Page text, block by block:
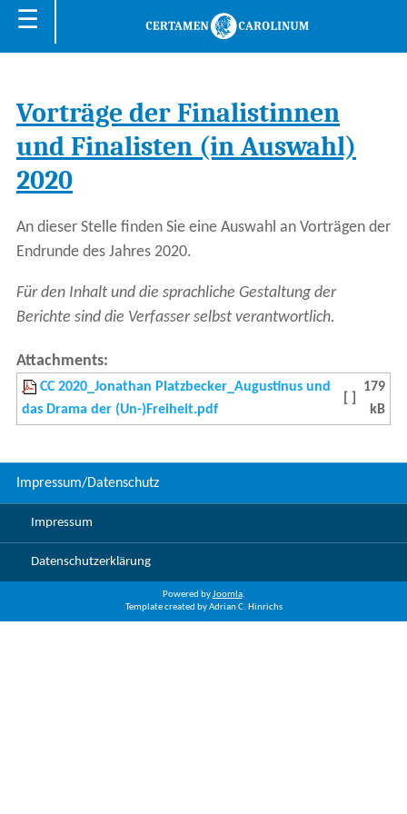
☰
Vorträge der Finalistinnen
und Finalisten (in Auswahl)
2020
An dieser Stelle finden Sie eine Auswahl an Vorträgen der
Endrunde des Jahres 2020.
Für den Inhalt und die sprachliche Gestaltung der
Berichte sind die Verfasser selbst verantwortlich.
Attachments:
CC 2020_Jonathan Platzbecker_Augustinus und
das Drama der (Un-)Freiheit.pdf
179
kB
Impressum/Datenschutz
Impressum
Datenschutzerklärung
Powered byJoomla.
Template created by Adrian C. Hinrichs